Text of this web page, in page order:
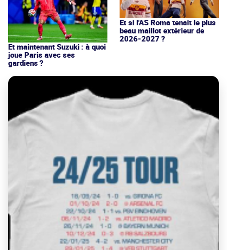
Et maintenant Suzuki : à quoi
joue Paris avec ses
gardiens ?
Et si l'AS Roma tenait le plus
beau maillot extérieur de
2026-2027 ?